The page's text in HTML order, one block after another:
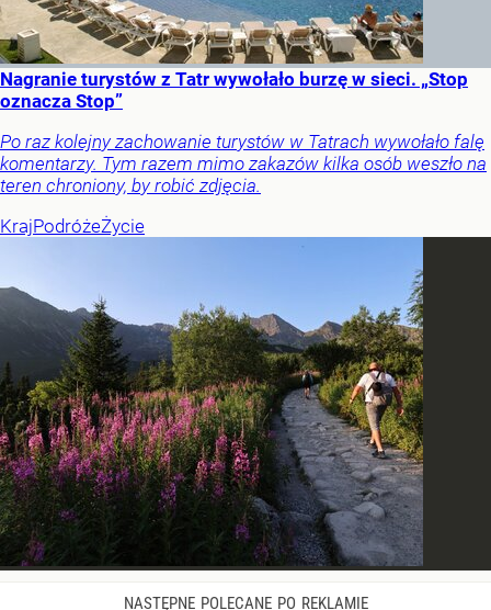
Nagranie turystów z Tatr wywołało burzę w sieci. „Stop
oznacza Stop”
Po raz kolejny zachowanie turystów w Tatrach wywołało falę
komentarzy. Tym razem mimo zakazów kilka osób weszło na
teren chroniony, by robić zdjęcia.
KrajPodróżeŻycie